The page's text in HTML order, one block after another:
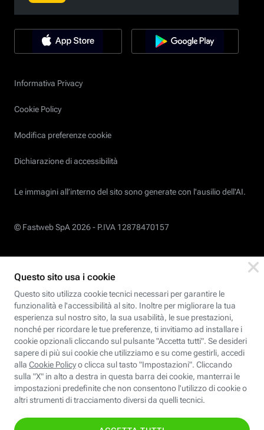
Informativa Privacy
Cookie Policy
Modifica preferenze cookie
Dichiarazione di accessibilità
Le immagini all’interno del sito sono generate con l'ausilio dell'AI.
© Fastweb SpA 2026 - P.IVA 12878470157